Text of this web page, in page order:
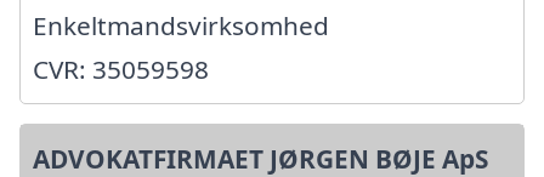
Enkeltmandsvirksomhed
CVR: 35059598
ADVOKATFIRMAET JØRGEN BØJE ApS